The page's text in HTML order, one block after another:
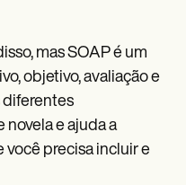
mas SOAP é um
objetivo, avaliação e
diferentes
e ajuda a
você precisa incluir e